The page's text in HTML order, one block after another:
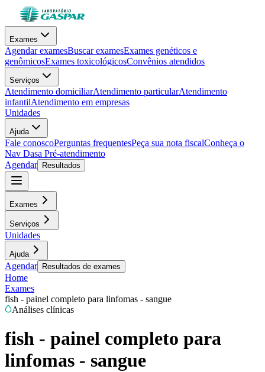
Exames
Agendar examesBuscar examesExames genéticos e
genômicosExames toxicológicosConvênios atendidos
Serviços
Atendimento domiciliarAtendimento particularAtendimento
infantilAtendimento em empresas
Unidades
Ajuda
Fale conoscoPerguntas frequentesPeça sua nota fiscalConheça o
Nav Dasa Pré-atendimento
Agendar
Resultados
Exames
Serviços
Unidades
Ajuda
Agendar Resultados de exames
Home
Exames
fish - painel completo para linfomas - sangue
Análises clínicas
fish - painel completo para
linfomas - sangue